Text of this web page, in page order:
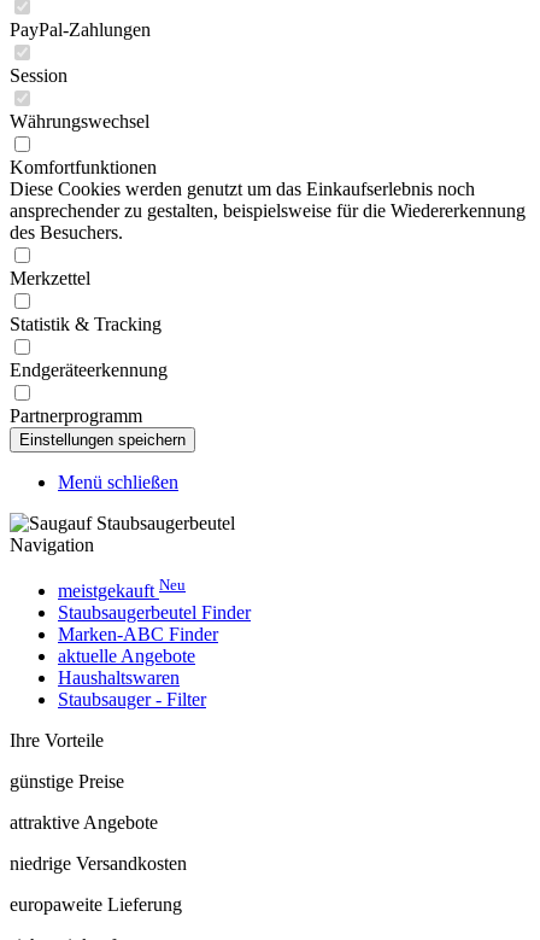
PayPal-Zahlungen
Session
Währungswechsel
Komfortfunktionen
Diese Cookies werden genutzt um das Einkaufserlebnis noch
ansprechender zu gestalten, beispielsweise für die Wiedererkennung
des Besuchers.
Merkzettel
Statistik & Tracking
Endgeräteerkennung
Partnerprogramm
Menü schließen
Navigation
meistgekauft Neu
Staubsaugerbeutel Finder
Marken-ABC Finder
aktuelle Angebote
Haushaltswaren
Staubsauger - Filter
Ihre Vorteile
günstige Preise
attraktive Angebote
niedrige Versandkosten
europaweite Lieferung